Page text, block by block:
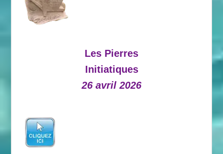
Les Pierres
Initiatiques
26 avril 2026